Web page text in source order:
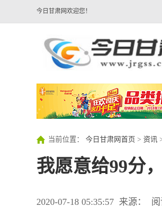
今日甘肃网欢迎您！
当前位置： 今日甘肃网首页 > 资讯
我愿意给99分
2020-07-18 05:35:57 来源：